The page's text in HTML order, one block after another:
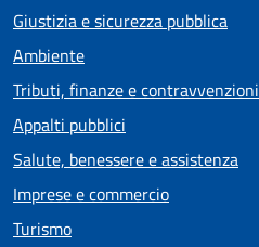
Giustizia e sicurezza pubblica
Ambiente
Tributi, finanze e contravvenzioni
Appalti pubblici
Salute, benessere e assistenza
Imprese e commercio
Turismo